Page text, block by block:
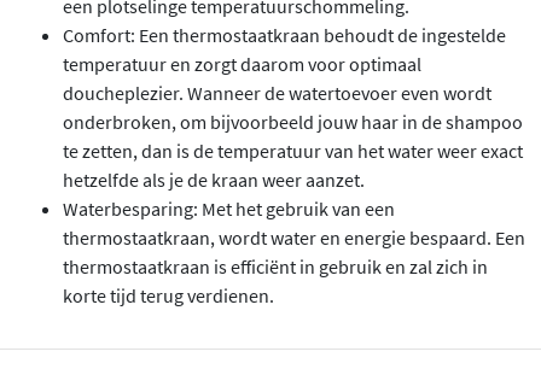
een plotselinge temperatuurschommeling.
Comfort: Een thermostaatkraan behoudt de ingestelde
temperatuur en zorgt daarom voor optimaal
doucheplezier. Wanneer de watertoevoer even wordt
onderbroken, om bijvoorbeeld jouw haar in de shampoo
te zetten, dan is de temperatuur van het water weer exact
hetzelfde als je de kraan weer aanzet.
Waterbesparing: Met het gebruik van een
thermostaatkraan, wordt water en energie bespaard. Een
thermostaatkraan is efficiënt in gebruik en zal zich in
korte tijd terug verdienen.